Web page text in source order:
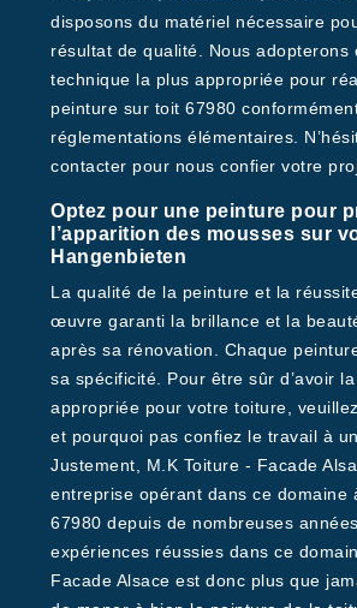
disposons du matériel nécessaire
résultat de qualité. Nous adopterons
technique la plus appropriée pour
peinture sur toit 67980
réglementations élémentaires.
contacter pour nous confier votre
Optez pour une peinture pour
l’apparition des mousses sur
Hangenbieten
La qualité de la peinture et la
œuvre garanti la brillance et la
après sa rénovation. Chaque
sa spécificité. Pour être sûr d’avoir
appropriée pour votre toiture,
et pourquoi pas confiez le travail à
Justement, M.K Toiture - Facade
entreprise opérant dans ce domaine
67980 depuis de nombreuses
expériences réussies dans ce
Facade Alsace est donc plus que